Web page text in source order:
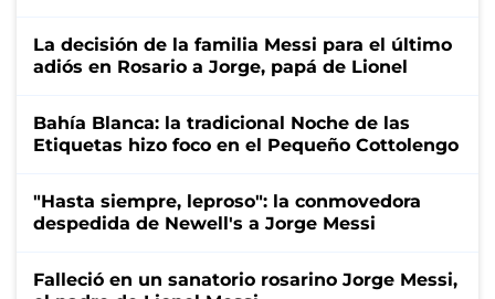
La decisión de la familia Messi para el último
adiós en Rosario a Jorge, papá de Lionel
Bahía Blanca: la tradicional Noche de las
Etiquetas hizo foco en el Pequeño Cottolengo
"Hasta siempre, leproso": la conmovedora
despedida de Newell's a Jorge Messi
Falleció en un sanatorio rosarino Jorge Messi,